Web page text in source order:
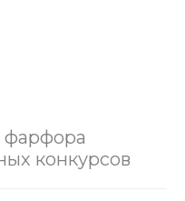
фарфора
конкурсов